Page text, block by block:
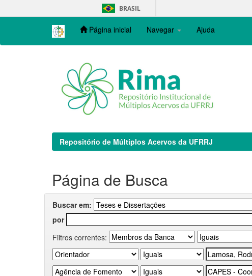
navigation
BRASIL
Página inicial Navegar Ajuda
Repositório de Múltiplos Acervos da UFRRJ
Página de Busca
Buscar em:
por
Filtros correntes: